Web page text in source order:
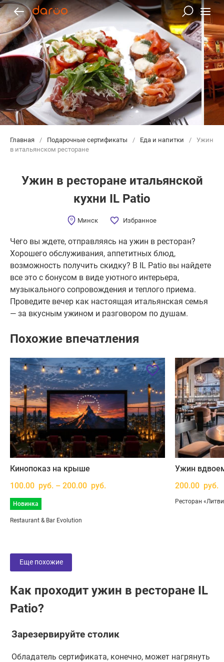
Главная / Подарочные сертификаты / Еда и напитки /
Ужин
в итальянском ресторане
Ужин в ресторане итальянской
кухни IL Patio
Минск Избранное
Чего вы ждете, отправляясь на ужин в ресторан?
Хорошего обслуживания, аппетитных блюд,
возможность получить скидку? В IL Patio вы найдете
все это с бонусом в виде уютного интерьера,
музыкального сопровождения и теплого приема.
Проведите вечер как настоящая итальянская семья
— за вкусным ужином и разговором по душам.
Похожие впечатления
Кинопоказ на крыше
100.00 руб. – 200.00 руб.
Новинка
Restaurant & Bar Evolution
Ужин
200.00 руб.
Ресторан
Еще похожие
Как проходит ужин в ресторане IL
Patio?
Зарезервируйте столик
Обладатель сертификата, конечно, может нагрянуть